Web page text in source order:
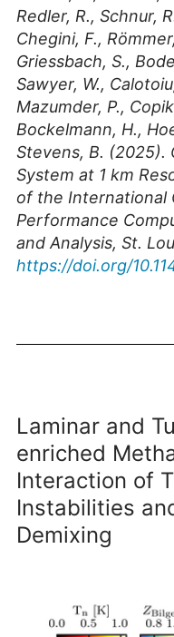
Redler, R., Schnur,
Chegini, F.,
Griessbach, S.,
Sawyer, W.,
Mazumder, P.,
Bockelmann, H.,
Stevens, B. (2025).
System at 1 km
of the International
Performance
and Analysis, St.
https://doi.org/
Laminar and
enriched
Interaction of
Instabilities
Demixing